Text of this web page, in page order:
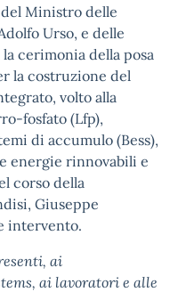
Ministro delle
Urso, e delle
cerimonia della posa
la costruzione del
volto alla
fosfato (Lfp),
di accumulo (Bess),
energie rinnovabili e
corso della
Giuseppe
intervento.
ai
ai lavoratori e alle